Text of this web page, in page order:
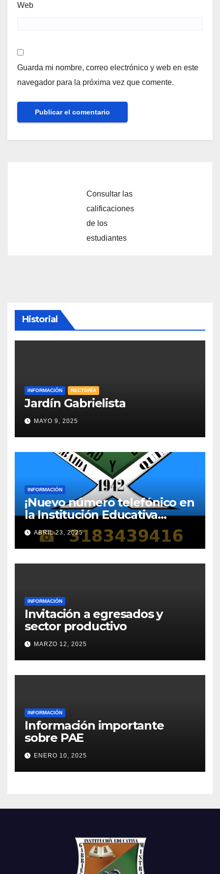
Web
Guarda mi nombre, correo electrónico y web en este
navegador para la próxima vez que comente.
Consultar las
calificaciones
de los
estudiantes
Historial
INFORMACIÓN RECTORÍA
Jardín Gabrielista
MAYO 9, 2025
INFORMACIÓN
¡Nuevo número telefónico en
la Institución Educativa
Gabriela Mistral!
ABRIL 23, 2025
INFORMACIÓN
Invitación a egresados y
sector productivo
MARZO 12, 2025
INFORMACIÓN
Información importante
sobre PAE
ENERO 10, 2025